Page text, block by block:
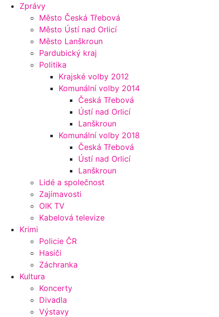
Zprávy
Město Česká Třebová
Město Ústí nad Orlicí
Město Lanškroun
Pardubický kraj
Politika
Krajské volby 2012
Komunální volby 2014
Česká Třebová
Ústí nad Orlicí
Lanškroun
Komunální volby 2018
Česká Třebová
Ústí nad Orlicí
Lanškroun
Lidé a společnost
Zajímavosti
OIK TV
Kabelová televize
Krimi
Policie ČR
Hasiči
Záchranka
Kultura
Koncerty
Divadla
Výstavy